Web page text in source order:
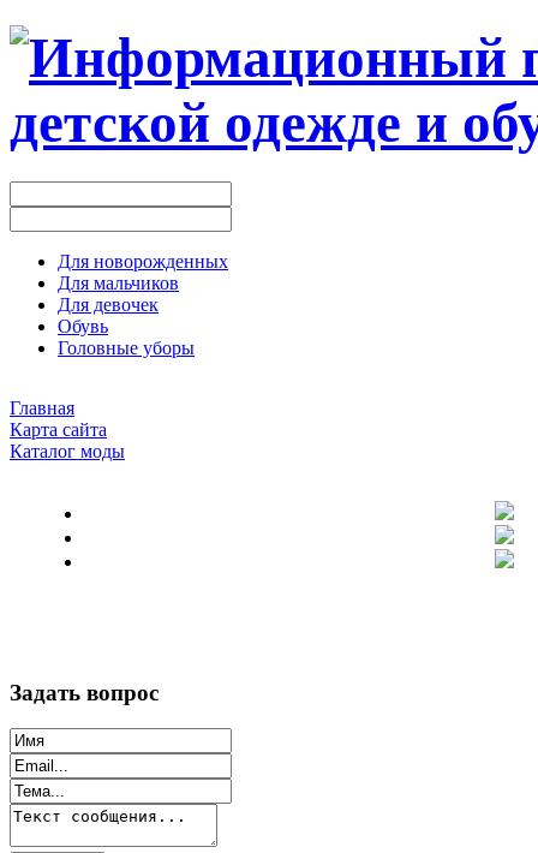
Для новорожденных
Для мальчиков
Для девочек
Обувь
Головные уборы
Главная
Карта сайта
Каталог моды
Задать вопрос